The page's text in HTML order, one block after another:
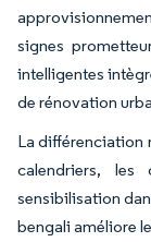
signes
intelligentes
de rénovation
La différenciation
calendriers, les
sensibilisation
bengali améliore